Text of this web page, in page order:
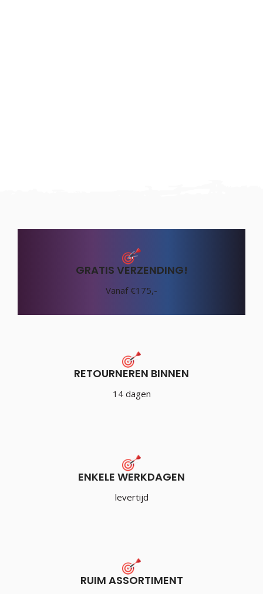
GRATIS VERZENDING!
Vanaf €175,-
RETOURNEREN BINNEN
14 dagen
ENKELE WERKDAGEN
levertijd
RUIM ASSORTIMENT